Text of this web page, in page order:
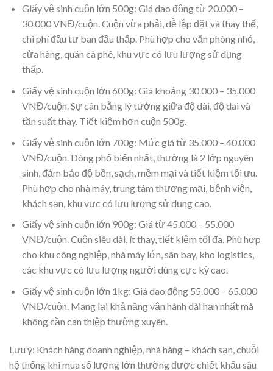
Giấy vệ sinh cuộn lớn 500g: Giá dao động từ 20.000 –
30.000 VNĐ/cuộn. Cuộn vừa phải, dễ lắp đặt và thay thế,
chi phí đầu tư ban đầu thấp. Phù hợp cho văn phòng nhỏ,
cửa hàng, quán cà phê, khu vực có lưu lượng sử dụng
thấp.
Giấy vệ sinh cuộn lớn 600g: Giá khoảng 30.000 – 35.000
VNĐ/cuộn. Sự cân bằng lý tưởng giữa độ dài, độ dai và
tần suất thay. Tiết kiệm hơn cuộn 500g.
Giấy vệ sinh cuộn lớn 700g: Mức giá từ 35.000 – 40.000
VNĐ/cuộn. Dòng phổ biến nhất, thường là 2 lớp nguyên
sinh, đảm bảo độ bền, sạch, mềm mại và tiết kiệm tối ưu.
Phù hợp cho nhà máy, trung tâm thương mại, bệnh viện,
khách sạn, khu vực có lưu lượng sử dụng cao.
Giấy vệ sinh cuộn lớn 900g: Giá từ 45.000 – 55.000
VNĐ/cuộn. Cuộn siêu dài, ít thay, tiết kiệm tối đa. Phù hợp
cho khu công nghiệp, nhà máy lớn, sân bay, kho logistics,
các khu vực có lưu lượng người dùng cực kỳ cao.
Giấy vệ sinh cuộn lớn 1kg: Giá dao động 55.000 – 65.000
VNĐ/cuộn. Mang lại khả năng vận hành dài hạn nhất mà
không cần can thiệp thường xuyên.
Lưu ý: Khách hàng doanh nghiệp, nhà hàng – khách sạn, chuỗi
hệ thống khi mua số lượng lớn thường được chiết khấu sâu